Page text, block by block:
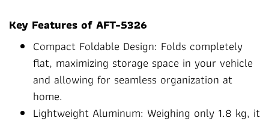
Key Features of AFT-5326
Compact Foldable Design: Folds completely
flat, maximizing storage space in your vehicle
and allowing for seamless organization at
home.
Lightweight Aluminum: Weighing only 1.8 kg, it